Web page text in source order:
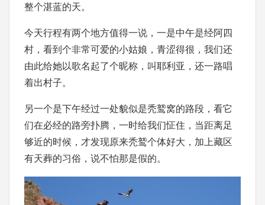
整个湛蓝的天。
今天行程有两个地方值得一说，一是中午是经阿四
村，看到个非常可爱的小姑娘，青涩得很，我们还
由此给她以歌名起了个昵称，叫耶利亚，还一路唱
着出村子。
另一个是下午经过一处貌似是秃鹫窝的路段，看它
们在必经的路旁扑腾，一时给我们怔住，当距离足
够近的时候，才发现原来秃鹫个体好大，加上藏区
有天葬的习俗，说不怕那是假的。